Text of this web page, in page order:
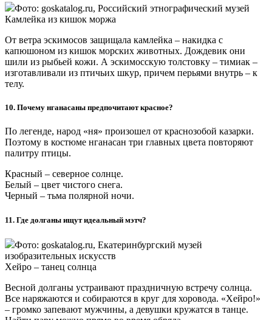
Девять арктических регионов России
Культура и быт Смотреть все
Мне не холодно
Национальная одежда народов Севера
Одеться – значит подпоясаться
Парка с бисером
Кухня Смотреть все
Кухня коренных народов полуострова
Деликатесы не для всех
Еда чукчей и эскимосов
Треску трескать
Саамская национальная кухня